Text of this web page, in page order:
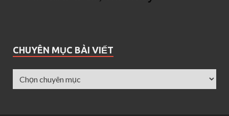
CHUYÊN MỤC BÀI VIẾT